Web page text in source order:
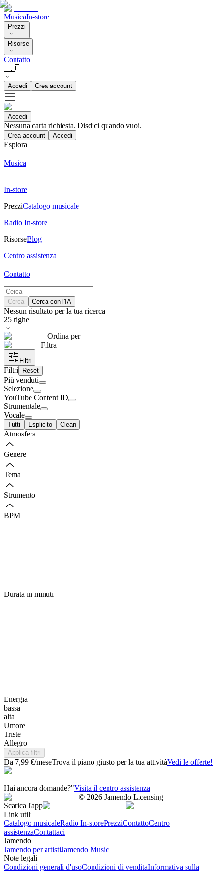
MusicaIn-store
Prezzi
Risorse
Contatto
🇮🇹
Accedi Crea account
Accedi
Nessuna carta richiesta. Disdici quando vuoi.
Crea account Accedi
Esplora
Musica
In-store
PrezziCatalogo musicale
Radio In-store
RisorseBlog
Centro assistenza
Contatto
Cerca Cerca con l'IA
Nessun risultato per la tua ricerca
25 righe
Ordina per
Filtra
Filtri
Filtri Reset
Più venduti
Selezione
YouTube Content ID
Strumentale
Vocale
Tutti Esplicito Clean
Atmosfera
Genere
Tema
Strumento
BPM
Durata in minuti
Energia
bassa
alta
Umore
Triste
Allegro
Applica filtri
Da 7,99 €/meseTrova il piano giusto per la tua attivitàVedi le offerte!
Hai ancora domande?"Visita il centro assistenza
© 2026 Jamendo Licensing
Scarica l'app
Link utili
Catalogo musicaleRadio In-storePrezziContattoCentro
assistenzaContattaci
Jamendo
Jamendo per artistiJamendo Music
Note legali
Condizioni generali d'usoCondizioni di venditaInformativa sulla